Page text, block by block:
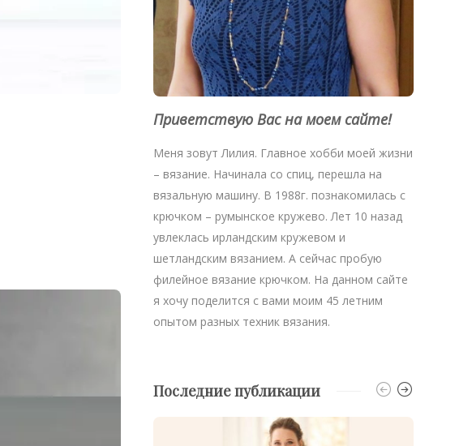
Приветствую Вас на моем сайте!
Меня зовут Лилия. Главное хобби моей жизни
– вязание. Начинала со спиц, перешла на
вязальную машину. В 1988г. познакомилась с
крючком – румынское кружево. Лет 10 назад
увлеклась ирландским кружевом и
шетландским вязанием. А сейчас пробую
филейное вязание крючком. На данном сайте
я хочу поделится с вами моим 45 летним
опытом разных техник вязания.
Последние публикации